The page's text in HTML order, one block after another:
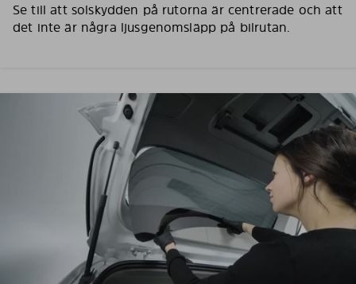
Se till att solskydden på rutorna är centrerade och att
det inte är några ljusgenomsläpp på bilrutan.